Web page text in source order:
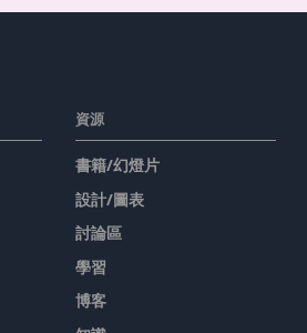
資源
書籍/幻燈片
設計/圖表
討論區
學習
博客